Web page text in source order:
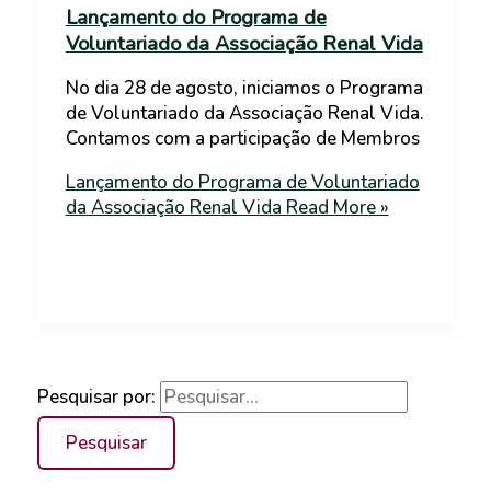
Lançamento do Programa de
Voluntariado da Associação Renal Vida
No dia 28 de agosto, iniciamos o Programa
de Voluntariado da Associação Renal Vida.
Contamos com a participação de Membros
Lançamento do Programa de Voluntariado
da Associação Renal Vida Read More »
Pesquisar por: